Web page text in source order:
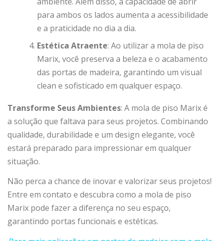
para ambos os lados aumenta a acessibilidade
e a praticidade no dia a dia.
Estética Atraente: Ao utilizar a mola de piso
Marix, você preserva a beleza e o acabamento
das portas de madeira, garantindo um visual
clean e sofisticado em qualquer espaço.
Transforme Seus Ambientes: A mola de piso Marix é
a solução que faltava para seus projetos. Combinando
qualidade, durabilidade e um design elegante, você
estará preparado para impressionar em qualquer
situação.
Não perca a chance de inovar e valorizar seus projetos!
Entre em contato e descubra como a mola de piso
Marix pode fazer a diferença no seu espaço,
garantindo portas funcionais e estéticas.